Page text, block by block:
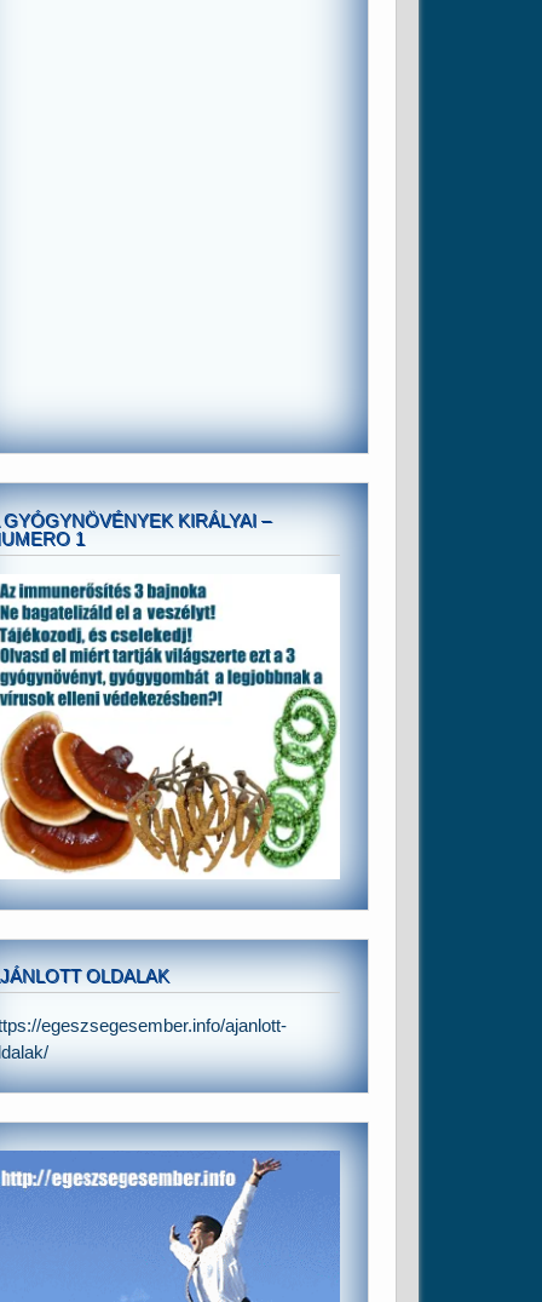
GYÓGYNÖVÉNYEK KIRÁLYAI –
1
OLDALAK
egeszsegesember.info/ajanlott-